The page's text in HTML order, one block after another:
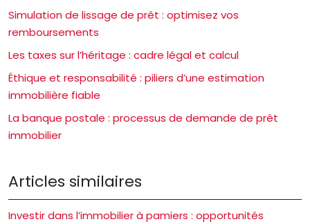
Simulation de lissage de prêt : optimisez vos
remboursements
Les taxes sur l’héritage : cadre légal et calcul
Éthique et responsabilité : piliers d’une estimation
immobilière fiable
La banque postale : processus de demande de prêt
immobilier
Articles similaires
Investir dans l’immobilier à pamiers : opportunités